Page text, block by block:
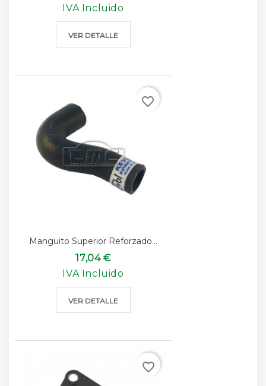
IVA Incluido
VER DETALLE
Manguito Superior Reforzado...
17,04 €
IVA Incluido
VER DETALLE
favorite_border
favorite_border